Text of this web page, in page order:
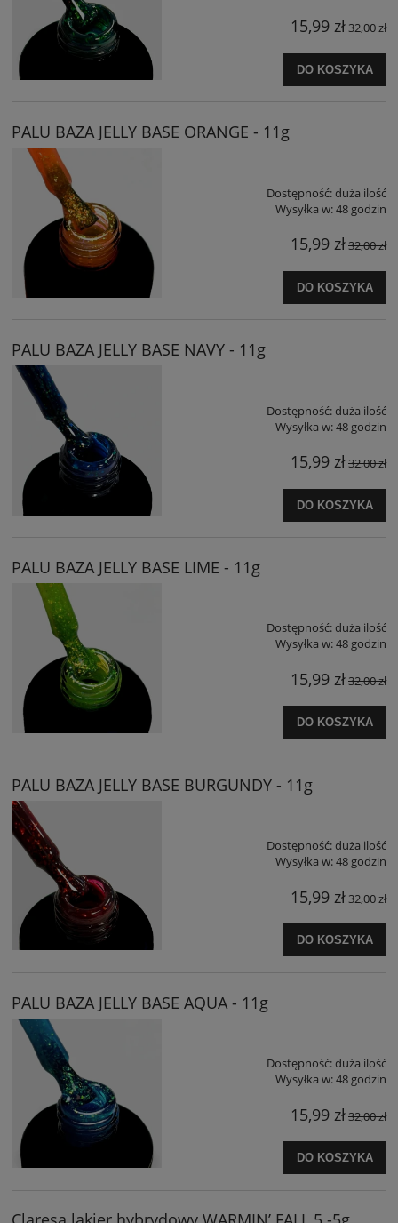
15,99 zł32,00 zł
DO KOSZYKA
PALU BAZA JELLY BASE ORANGE - 11g
Dostępność:duża ilość
Wysyłka w:48 godzin
15,99 zł32,00 zł
DO KOSZYKA
PALU BAZA JELLY BASE NAVY - 11g
Dostępność:duża ilość
Wysyłka w:48 godzin
15,99 zł32,00 zł
DO KOSZYKA
PALU BAZA JELLY BASE LIME - 11g
Dostępność:duża ilość
Wysyłka w:48 godzin
15,99 zł32,00 zł
DO KOSZYKA
PALU BAZA JELLY BASE BURGUNDY - 11g
Dostępność:duża ilość
Wysyłka w:48 godzin
15,99 zł32,00 zł
DO KOSZYKA
PALU BAZA JELLY BASE AQUA - 11g
Dostępność:duża ilość
Wysyłka w:48 godzin
15,99 zł32,00 zł
DO KOSZYKA